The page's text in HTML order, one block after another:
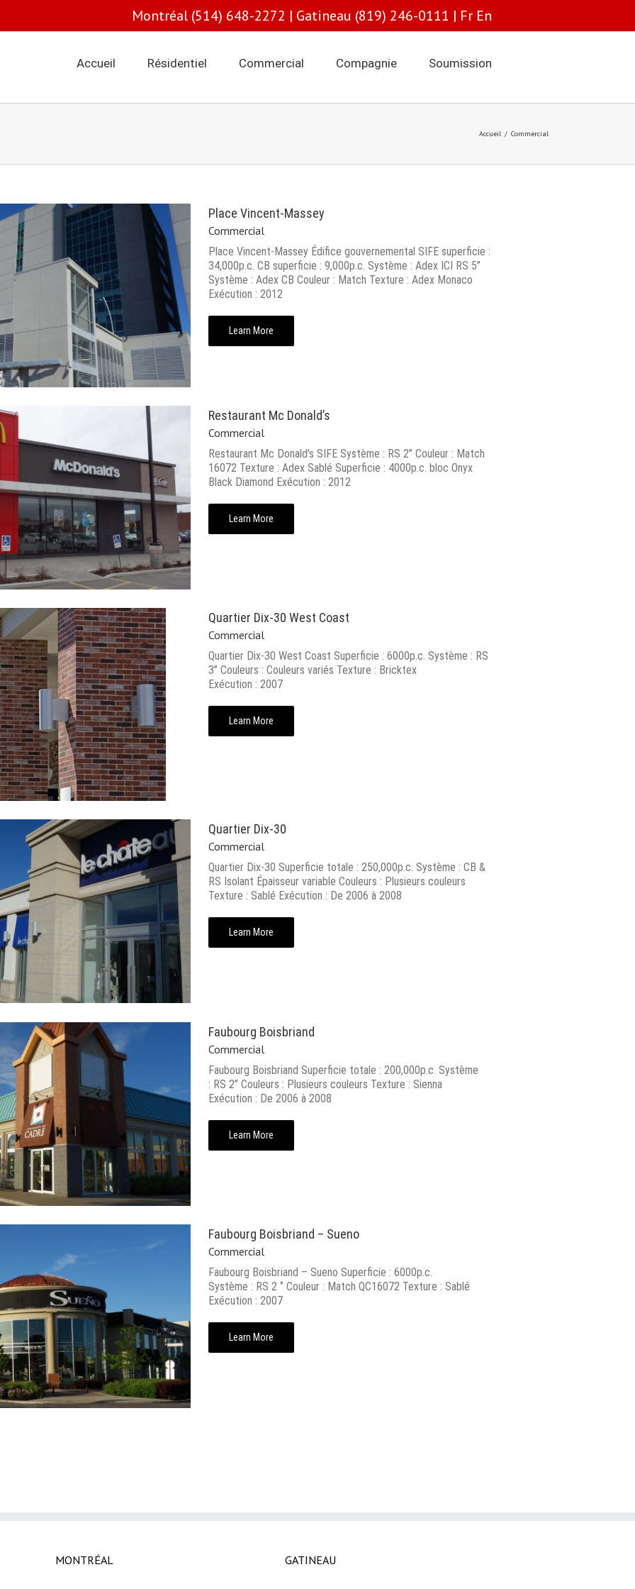
Montréal (514) 648-2272 | Gatineau (819) 246-0111 | Fr En
Accueil Résidentiel Commercial Compagnie Soumission
Accueil / Commercial
Place Vincent-Massey
Commercial
Place Vincent-Massey Édifice gouvernemental SIFE superficie :
34,000p.c. CB superficie : 9,000p.c. Système : Adex ICI RS 5’’
Système : Adex CB Couleur : Match Texture : Adex Monaco
Exécution : 2012
Learn More
Restaurant Mc Donald’s
Commercial
Restaurant Mc Donald’s SIFE Système : RS 2’’ Couleur : Match
16072 Texture : Adex Sablé Superficie : 4000p.c. bloc Onyx
Black Diamond Exécution : 2012
Learn More
Quartier Dix-30 West Coast
Commercial
Quartier Dix-30 West Coast Superficie : 6000p.c. Système : RS
3’’ Couleurs : Couleurs variés Texture : Bricktex
Exécution : 2007
Learn More
Quartier Dix-30
Commercial
Quartier Dix-30 Superficie totale : 250,000p.c. Système : CB &
RS Isolant Épaisseur variable Couleurs : Plusieurs couleurs
Texture : Sablé Exécution : De 2006 à 2008
Learn More
Faubourg Boisbriand
Commercial
Faubourg Boisbriand Superficie totale : 200,000p.c. Système
: RS 2’’ Couleurs : Plusieurs couleurs Texture : Sienna
Exécution : De 2006 à 2008
Learn More
Faubourg Boisbriand – Sueno
Commercial
Faubourg Boisbriand – Sueno Superficie : 6000p.c.
Système : RS 2 ‘’ Couleur : Match QC16072 Texture : Sablé
Exécution : 2007
Learn More
MONTRÉAL GATINEAU